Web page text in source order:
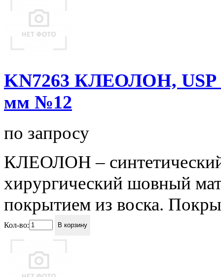
KN7263 КЛЕОЛОН, USP
мм №12
по запросу
КЛЕОЛОН –
хирургический шовный
покрытием из воска.
Кол-во: В корзину